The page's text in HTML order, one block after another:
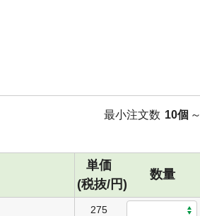
最小注文数 10個
単価
(税抜/円)
数量
275